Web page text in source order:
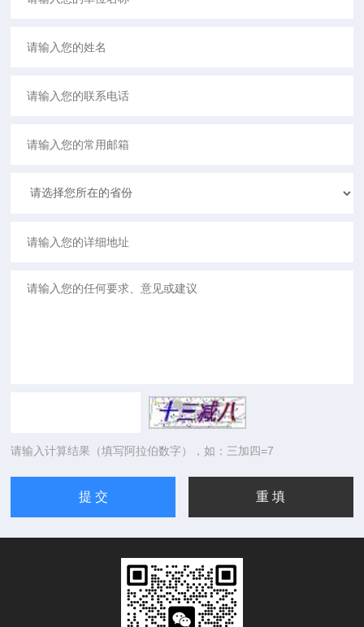
请输入计算结果（填写阿拉伯数字），如：三加四=7